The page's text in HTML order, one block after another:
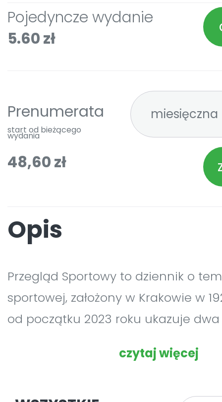
Pojedyncze wydanie
5.60 zł
Prenumerata
start od bieżącego
wydania
48,60 zł
Opis
Przegląd Sportowy to dziennik o
sportowej, założony w Krakowie w
od początku 2023 roku ukazuje
gazetą codzienną wydawaną w
czytaj więcej